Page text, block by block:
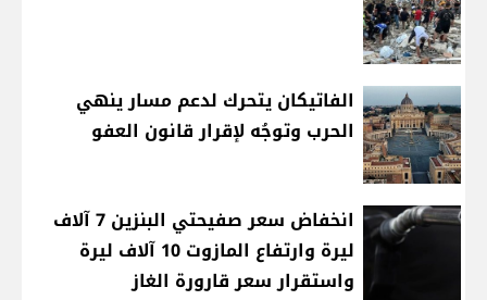
الفاتيكان يتحرك لدعم مسار ينهي
الحرب وتوجُه لإقرار قانون العفو
انخفاض سعر صفيحتي البنزين 7 آلاف
ليرة وارتفاع المازوت 10 آلاف ليرة
واستقرار سعر قارورة الغاز